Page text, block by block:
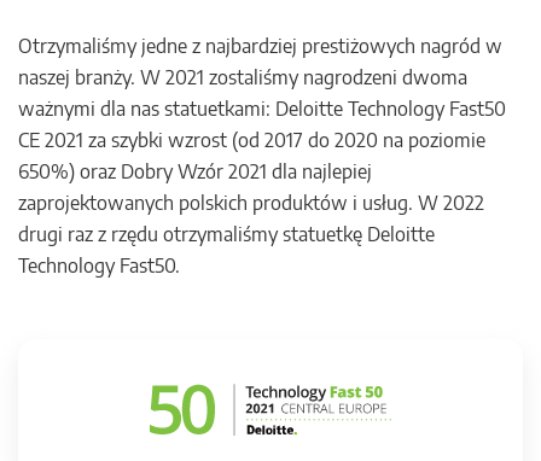
Otrzymaliśmy jedne z najbardziej prestiżowych nagród w
naszej branży. W 2021 zostaliśmy nagrodzeni dwoma
ważnymi dla nas statuetkami: Deloitte Technology Fast50
CE 2021 za szybki wzrost (od 2017 do 2020 na poziomie
650%) oraz Dobry Wzór 2021 dla najlepiej
zaprojektowanych polskich produktów i usług. W 2022
drugi raz z rzędu otrzymaliśmy statuetkę Deloitte
Technology Fast50.